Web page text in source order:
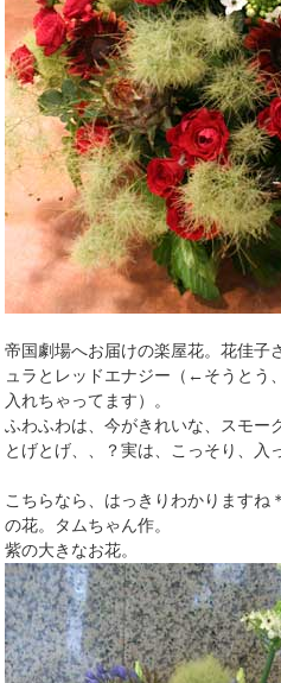
帝国劇場へお届けの楽屋花。花佳子
ュラとレッドエナジー（←そうとう
入れちゃってます）。
ふわふわは、今がきれいな、スモー
とげとげ、、？実は、こっそり、入
こちらなら、はっきりわかりますね
の花。タムちゃん作。
紫の大きなお花。